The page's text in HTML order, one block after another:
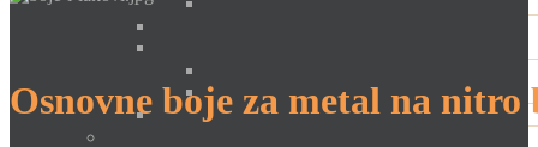
Osnovne boje za metal na nitro